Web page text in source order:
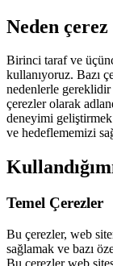
Neden
Birinci taraf ve
kullanıyoruz. Bazı
nedenlerle
çerezler olarak
deneyimi geliştirmek
ve hedeflememizi
Temel Çerezler
Bu çerezler, web
sağlamak ve bazı
Bu çerezler web